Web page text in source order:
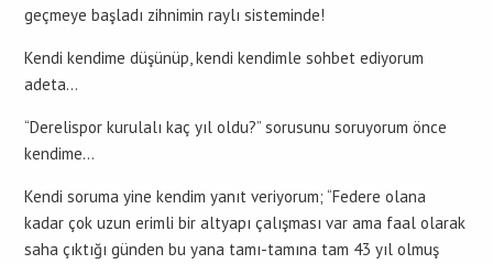
geçmeye başladı zihnimin raylı sisteminde!
Kendi kendime düşünüp, kendi kendimle sohbet ediyorum
adeta…
“Derelispor kurulalı kaç yıl oldu?” sorusunu soruyorum önce
kendime…
Kendi soruma yine kendim yanıt veriyorum; “Federe olana
kadar çok uzun erimli bir altyapı çalışması var ama faal olarak
saha çıktığı günden bu yana tamı-tamına tam 43 yıl olmuş